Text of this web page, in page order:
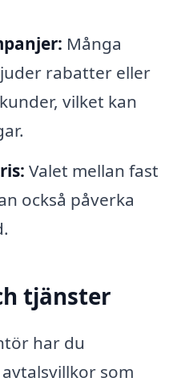
Många
rabatter eller
vilket kan
Valet mellan fast
också påverka
tjänster
har du
som